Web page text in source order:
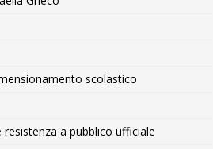
scolastico
a pubblico ufficiale